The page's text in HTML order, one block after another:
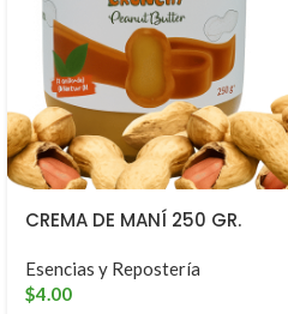
CREMA DE MANÍ 250 GR.
Esencias y Repostería
$4.00